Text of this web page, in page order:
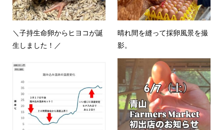
＼子持生命卵からヒヨコが誕
生しました！／
晴れ間を縫って採卵風景を撮
影。